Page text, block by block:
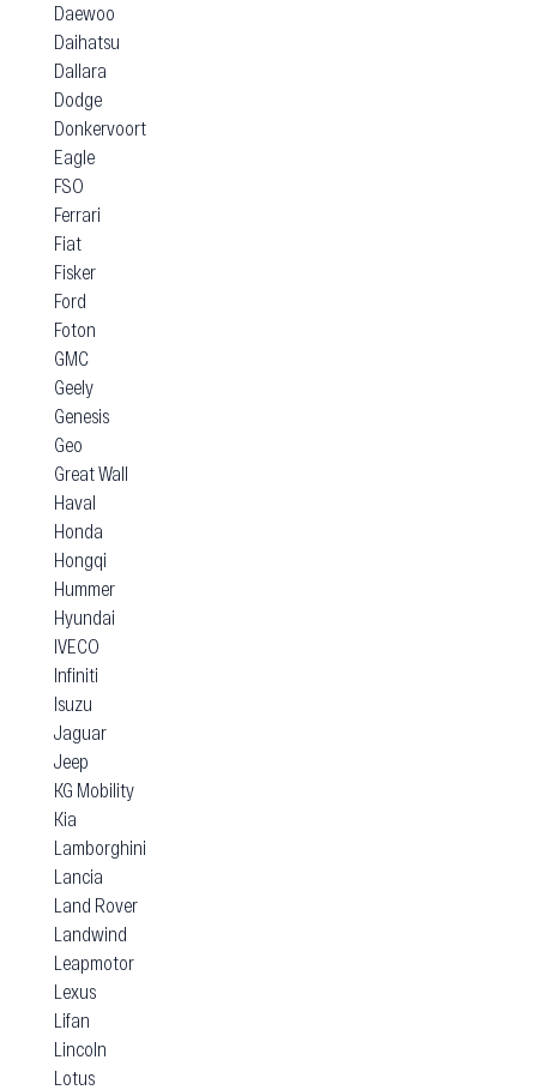
Daewoo
Daihatsu
Dallara
Dodge
Donkervoort
Eagle
FSO
Ferrari
Fiat
Fisker
Ford
Foton
GMC
Geely
Genesis
Geo
Great Wall
Haval
Honda
Hongqi
Hummer
Hyundai
IVECO
Infiniti
Isuzu
Jaguar
Jeep
KG Mobility
Kia
Lamborghini
Lancia
Land Rover
Landwind
Leapmotor
Lexus
Lifan
Lincoln
Lotus